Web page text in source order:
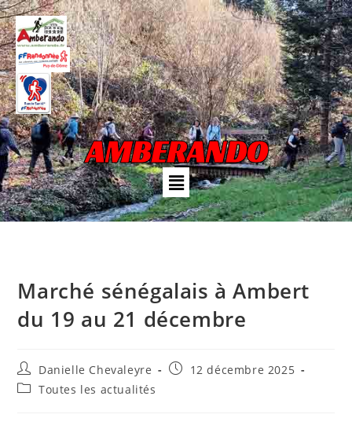
AMBERANDO
Marché sénégalais à Ambert
du 19 au 21 décembre
Danielle Chevaleyre
12 décembre 2025
Toutes les actualités